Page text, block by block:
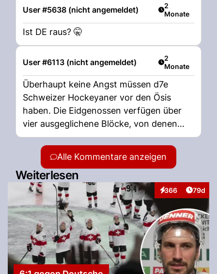
User #5638 (nicht angemeldet) Artikel
2
Monate
Ist DE raus? 🤫
User #6113 (nicht angemeldet) Artikel
2
Monate
Überhaupt keine Angst müssen d7e
Schweizer Hockeyaner vor den Ösis
haben. Die Eidgenossen verfügen über
vier ausgeglichene Blöcke, von denen
jeder für Tore gut ist. Beim Gegner sieht
es diesbezüglichj etwas anders aus. Sie
gaben zwar auch Tore erzielt, aber wer
waren denn die Gegner? Ausser Lettland
waren es Teams, die man einfach
schlagen muss, will man an der WM
weiter kommen. Also keine Sorge, auch
die Ösis sind für die Schweizer
Punktelieferanten!
Alle Kommentare anzeigen
Weiterlesen
366
InteraktionenArtikel
79d